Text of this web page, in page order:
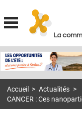
La
MON COMPTE
S'ABONNER À LA REVUE
Accueil > Actualités >
CANCER : Ces